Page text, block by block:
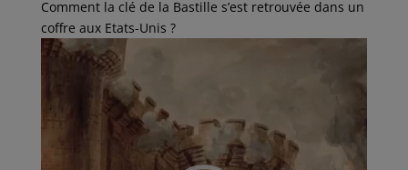
e
b
o
o
t
t
e
r
i
l
k
e
d
t
a
g
Comment la clé de la Bastille s’est retrouvée dans un
coffre aux Etats-Unis ?
Lecteur